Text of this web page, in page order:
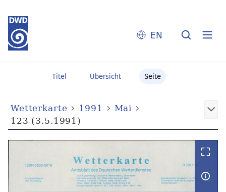
EN
Titel Übersicht Seite
Wetterkarte 1991
Mai
123 (3.5.1991)